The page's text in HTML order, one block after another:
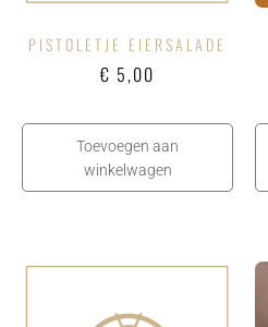
PISTOLETJE EIERSALADE
€ 5,00
Toevoegen aan
winkelwagen